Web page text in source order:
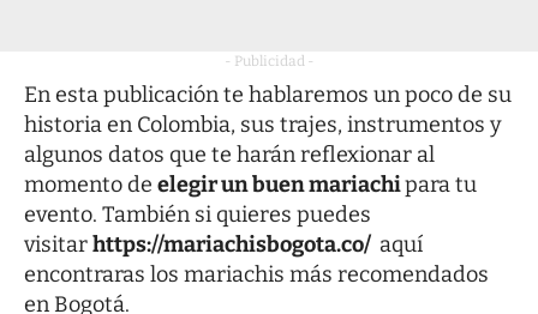
- Publicidad -
En esta publicación te hablaremos un poco de su
historia en Colombia, sus trajes, instrumentos y
algunos datos que te harán reflexionar al
momento de elegir un buen mariachipara tu
evento. También si quieres puedes
visitarhttps://mariachisbogota.co/ aquí
encontraras los mariachis más recomendados
en Bogotá.